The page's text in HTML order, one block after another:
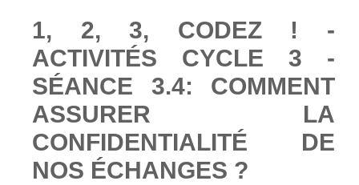
1, 2, 3, CODEZ ! -
ACTIVITÉS CYCLE 3 -
SÉANCE 3.4: COMMENT
ASSURER LA
CONFIDENTIALITÉ DE
NOS ÉCHANGES ?